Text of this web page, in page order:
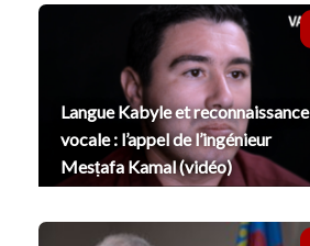
Langue Kabyle et reconnaissance
vocale : l’appel de l’ingénieur
Mesṭafa Kamal (vidéo)